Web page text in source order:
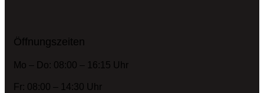
Öffnungszeiten
Mo – Do: 08:00 – 16:15 Uhr
Fr: 08:00 – 14:30 Uhr